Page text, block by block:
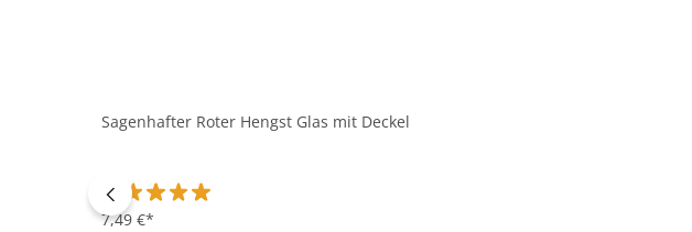
Sagenhafter Roter Hengst Glas mit Deckel
Durchschnittliche Bewertung von 5 von 5 Sternen
7,49 €*